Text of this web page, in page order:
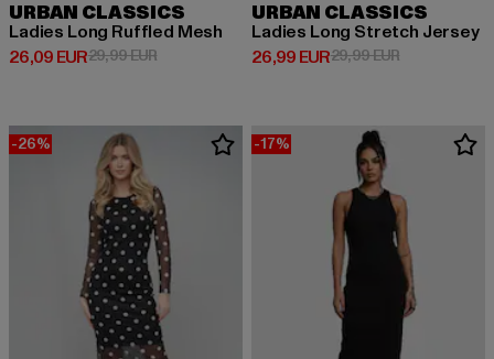
URBAN CLASSICS
Ladies Long Ruffled Mesh
26,09 EUR
Derzeitiger Preis: 26,09 EUR
29,99 EURAktionspreis: 29,99 EUR
URBAN CLASSICS
Ladies Long Stretch Jersey
26,99 EUR
Derzeitiger Preis: 26,99 EUR
29,99 EURAktionspreis:
-26% -17%